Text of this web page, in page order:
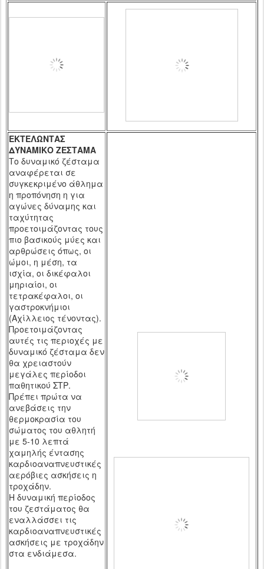
ΕΚΤΕΛΩΝΤΑΣ
ΔΥΝΑΜΙΚΟ ΖΕΣΤΑΜΑ
Το δυναμικό ζέσταμα
αναφέρεται σε
συγκεκριμένο άθλημα
η προπόνηση η για
αγώνες δύναμης και
ταχύτητας
προετοιμάζοντας τους
πιο βασικούς μύες και
αρθρώσεις όπως, οι
ώμοι, η μέση, τα
ισχία, οι δικέφαλοι
μηριαίοι, οι
τετρακέφαλοι, οι
γαστροκνήμιοι
(Αχίλλειος τένοντας).
Προετοιμάζοντας
αυτές τις περιοχές με
δυναμικό ζέσταμα δεν
θα χρειαστούν
μεγάλες περίοδοι
παθητικού ΣΤΡ.
Πρέπει πρώτα να
ανεβάσεις την
θερμοκρασία του
σώματος του αθλητή
με 5-10 λεπτά
χαμηλής έντασης
καρδιοαναπνευστικές
αερόβιες ασκήσεις η
τροχάδην.
Η δυναμική περίοδος
του ζεστάματος θα
εναλλάσσει τις
καρδιοαναπνευστικές
ασκήσεις με τροχάδην
στα ενδιάμεσα.